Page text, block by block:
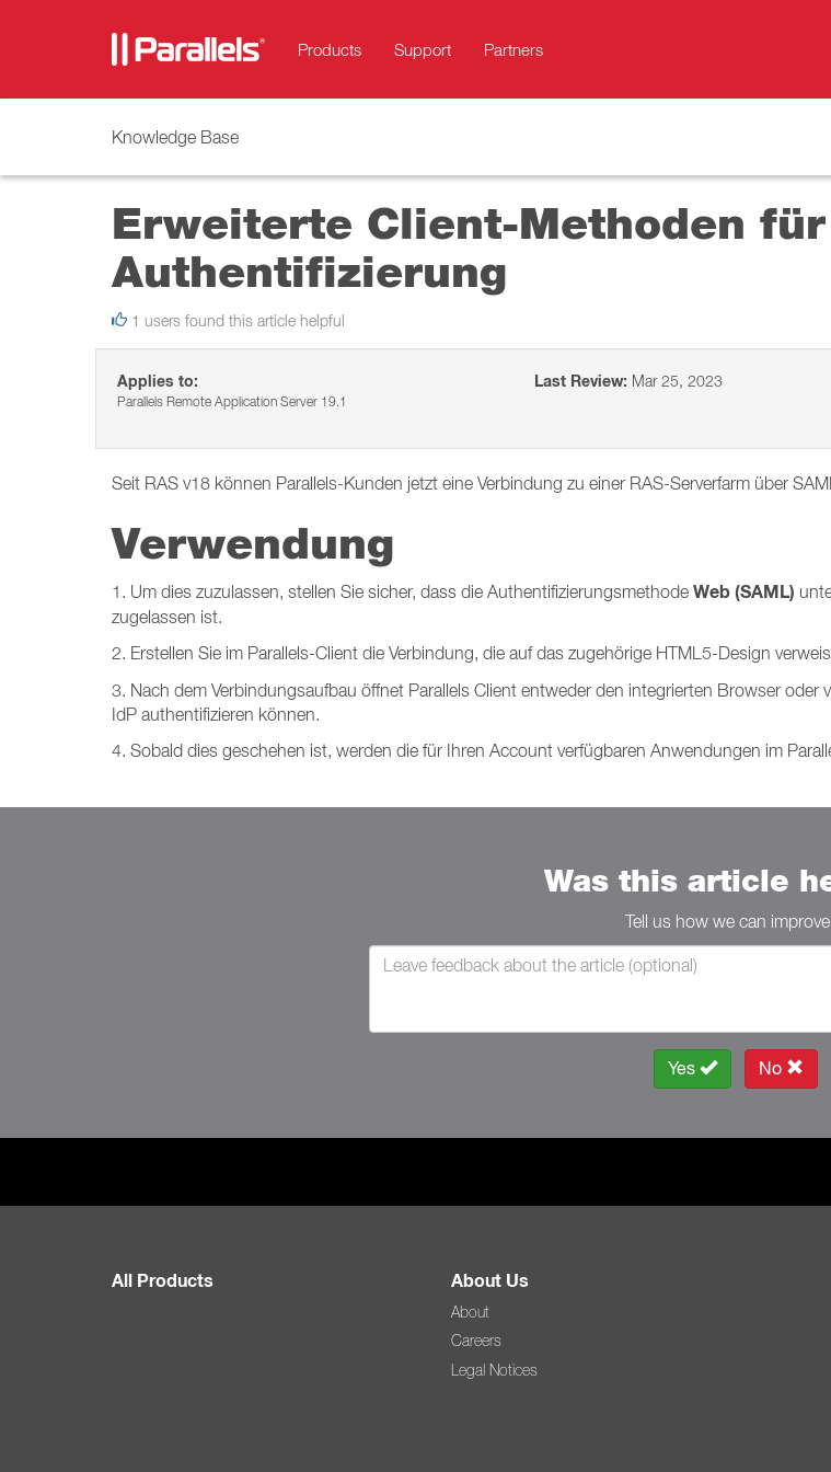
Products Support Partners
Knowledge Base
Erweiterte Client-Methoden für
Authentifizierung
1 users found this article helpful
Applies to:
Parallels Remote Application Server 19.1
Last Review: Mar 25, 2023
Seit RAS v18 können Parallels-Kunden jetzt eine Verbindung zu einer RAS-Serverfarm über
Verwendung
1. Um dies zuzulassen, stellen Sie sicher, dass die Authentifizierungsmethode Web (SAML)
zugelassen ist.
2. Erstellen Sie im Parallels-Client die Verbindung, die auf das zugehörige HTML5-Design
3. Nach dem Verbindungsaufbau öffnet Parallels Client entweder den integrierten Browser
IdP authentifizieren können.
4. Sobald dies geschehen ist, werden die für Ihren Account verfügbaren Anwendungen im
Was this article
Tell us how we can
Yes No
All Products About Us
About
Careers
Legal Notices